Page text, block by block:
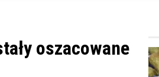
oszacowane